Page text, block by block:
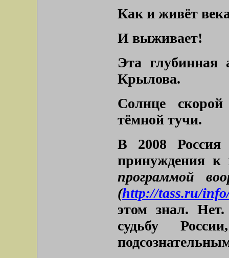
Как и живёт
И выживает!
Эта глубинная
Крылова.
Солнце
тёмной тучи.
В 2008 Россия
принуждения
программой
(http://tass.ru/
этом знал.
судьбу